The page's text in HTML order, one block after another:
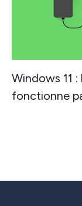
Windows 11
fonctionne